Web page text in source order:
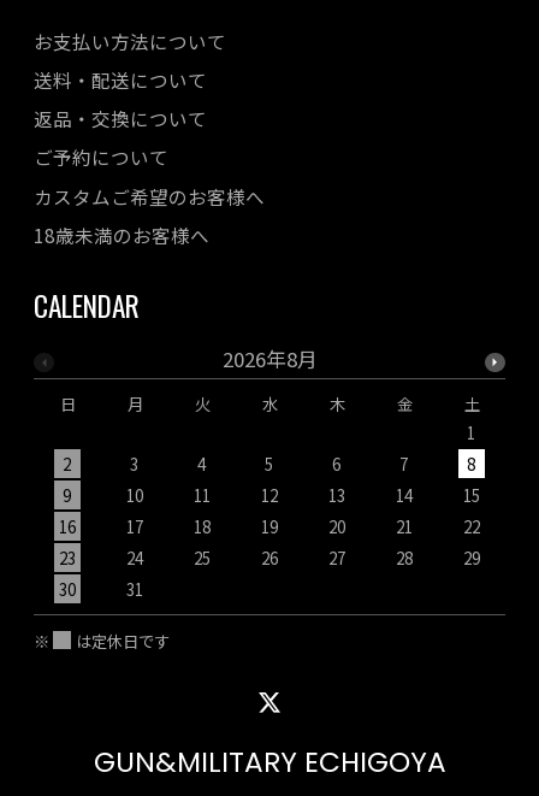
お支払い方法について
送料・配送について
返品・交換について
ご予約について
カスタムご希望のお客様へ
18歳未満のお客様へ
CALENDAR
2026年8月
日 月 火 水 木 金
土
1
2
3 4 5 6 7
8
9
10 11 12 13 14
15
16
17 18 19 20 21
22
23
24 25 26 27 28
29
30
31
※ は定休日です
GUN&MILITARY ECHIGOYA